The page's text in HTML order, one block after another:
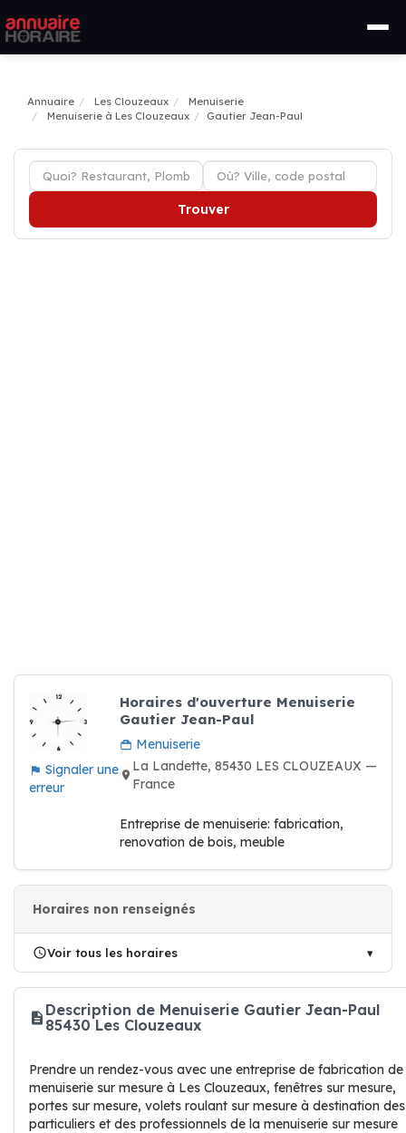
Annuaire Les Clouzeaux
Menuiserie
Menuiserie à Les Clouzeaux
Gautier Jean-Paul
Trouver
Signaler une
erreur
Horaires d'ouverture Menuiserie
Gautier Jean-Paul
Menuiserie
La Landette, 85430 LES CLOUZEAUX —
France
Entreprise de menuiserie: fabrication,
renovation de bois, meuble
Horaires non renseignés
Voir tous les horaires
Description de Menuiserie Gautier Jean-Paul
85430 Les Clouzeaux
Prendre un rendez-vous avec une entreprise de fabrication de
menuiserie sur mesure à Les Clouzeaux, fenêtres sur mesure,
portes sur mesure, volets roulant sur mesure à destination des
particuliers et des professionnels de la menuiserie sur mesure